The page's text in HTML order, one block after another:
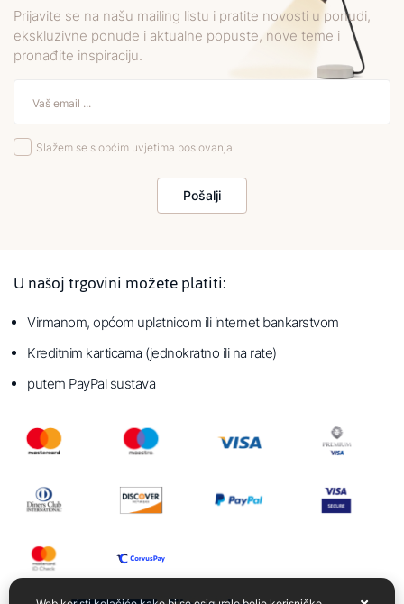
Prijavite se na našu mailing listu i pratite novosti u ponudi,
ekskluzivne ponude i aktualne popuste, nove teme i
pronađite inspiraciju.
Slažem se s općim uvjetima poslovanja
Pošalji
U našoj trgovini možete platiti:
Virmanom, općom uplatnicom ili internet bankarstvom
Kreditnim karticama (jednokratno ili na rate)
putem PayPal sustava